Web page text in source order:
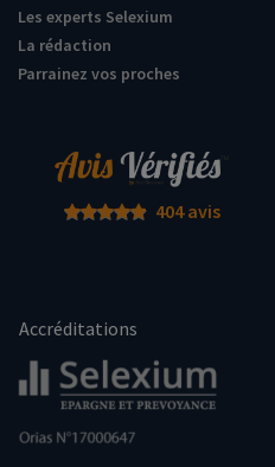
Les experts Selexium
La rédaction
Parrainez vos proches
404 avis
Accréditations